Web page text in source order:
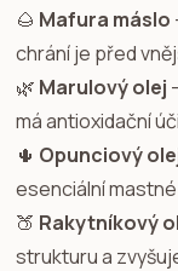
🌰 Mafura máslo
chrání je před
🌿 Marulový olej
má antioxidační
🌵 Opunciový
esenciální
🍑 Rakytníkový
strukturu a